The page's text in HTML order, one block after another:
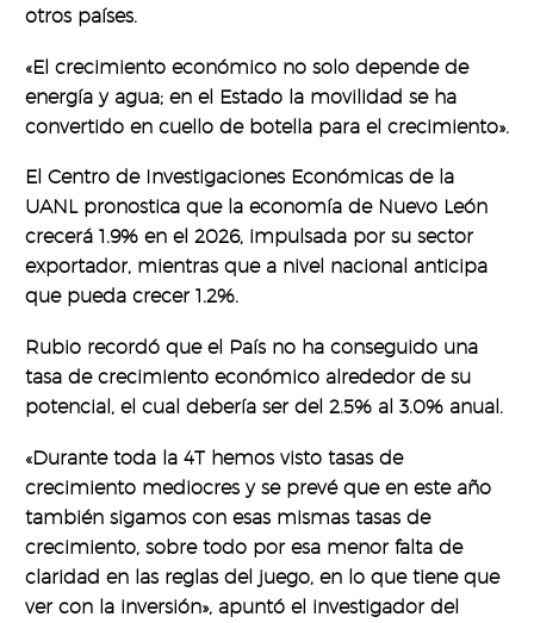
otros países.
«El crecimiento económico no solo depende de
energía y agua; en el Estado la movilidad se ha
convertido en cuello de botella para el crecimiento».
El Centro de Investigaciones Económicas de la
UANL pronostica que la economía de Nuevo León
crecerá 1.9% en el 2026, impulsada por su sector
exportador, mientras que a nivel nacional anticipa
que pueda crecer 1.2%.
Rubio recordó que el País no ha conseguido una
tasa de crecimiento económico alrededor de su
potencial, el cual debería ser del 2.5% al 3.0% anual.
«Durante toda la 4T hemos visto tasas de
crecimiento mediocres y se prevé que en este año
también sigamos con esas mismas tasas de
crecimiento, sobre todo por esa menor falta de
claridad en las reglas del juego, en lo que tiene que
ver con la inversión», apuntó el investigador del